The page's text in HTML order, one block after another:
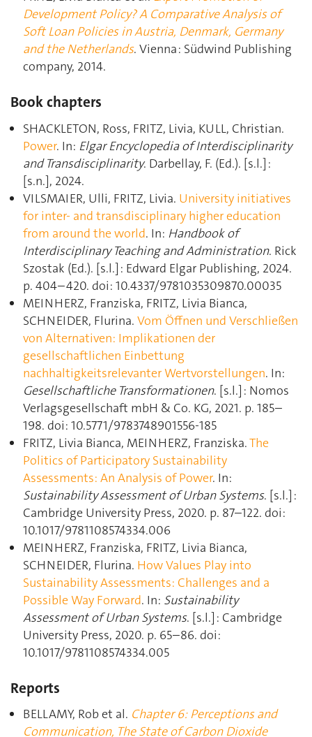
Development Policy? A Comparative Analysis of
Soft Loan Policies in Austria, Denmark, Germany
and the Netherlands. Vienna : Südwind Publishing
company, 2014.
Book chapters
SHACKLETON, Ross, FRITZ, Livia, KULL, Christian.
Power. In: Elgar Encyclopedia of Interdisciplinarity
and Transdisciplinarity. Darbellay, F. (Ed.). [s.l.] :
[s.n.], 2024.
VILSMAIER, Ulli, FRITZ, Livia. University initiatives
for inter- and transdisciplinary higher education
from around the world. In: Handbook of
Interdisciplinary Teaching and Administration. Rick
Szostak (Ed.). [s.l.] : Edward Elgar Publishing, 2024.
p. 404–420. doi: 10.4337/9781035309870.00035
MEINHERZ, Franziska, FRITZ, Livia Bianca,
SCHNEIDER, Flurina. Vom Öffnen und Verschließen
von Alternativen: Implikationen der
gesellschaftlichen Einbettung
nachhaltigkeitsrelevanter Wertvorstellungen. In:
Gesellschaftliche Transformationen. [s.l.] : Nomos
Verlagsgesellschaft mbH & Co. KG, 2021. p. 185–
198. doi: 10.5771/9783748901556-185
FRITZ, Livia Bianca, MEINHERZ, Franziska.The
Politics of Participatory Sustainability
Assessments: An Analysis of Power. In:
Sustainability Assessment of Urban Systems. [s.l.] :
Cambridge University Press, 2020. p. 87–122. doi:
10.1017/9781108574334.006
MEINHERZ, Franziska, FRITZ, Livia Bianca,
SCHNEIDER, Flurina. How Values Play into
Sustainability Assessments: Challenges and a
Possible Way Forward. In: Sustainability
Assessment of Urban Systems. [s.l.] : Cambridge
University Press, 2020. p. 65–86. doi:
10.1017/9781108574334.005
Reports
BELLAMY, Rob et al. Chapter 6: Perceptions and
Communication, The State of Carbon Dioxide